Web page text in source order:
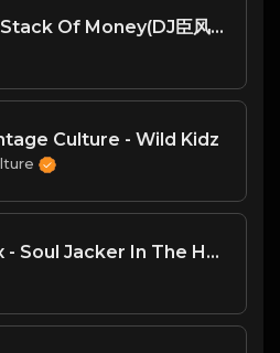
Honkie - Stack Of Money(DJ臣风Chenwin)
Culture - Wild Kidz
Damitrex - Soul Jacker In The House（DJ臣风Chenwin）